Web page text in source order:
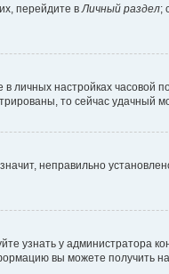
перейдите вЛичный раздел;
настройках часовой
то сейчас удачный
неправильно
узнать у администратора
вы можете получить